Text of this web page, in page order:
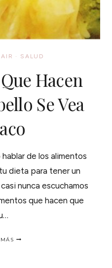
· SALUD
Hacen
Se Vea
de los alimentos
dieta para tener un
nunca escuchamos
que hacen que